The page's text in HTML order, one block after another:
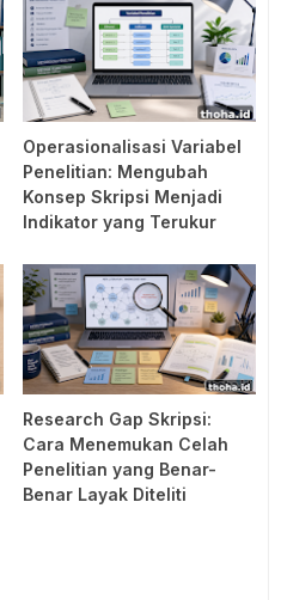
Operasionalisasi Variabel
Penelitian: Mengubah
Konsep Skripsi Menjadi
Indikator yang Terukur
Research Gap Skripsi:
Cara Menemukan Celah
Penelitian yang Benar-
Benar Layak Diteliti